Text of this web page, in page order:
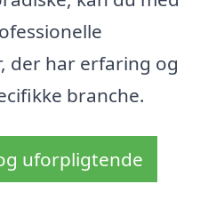
der har erfaring og
branche.
uforpligtende